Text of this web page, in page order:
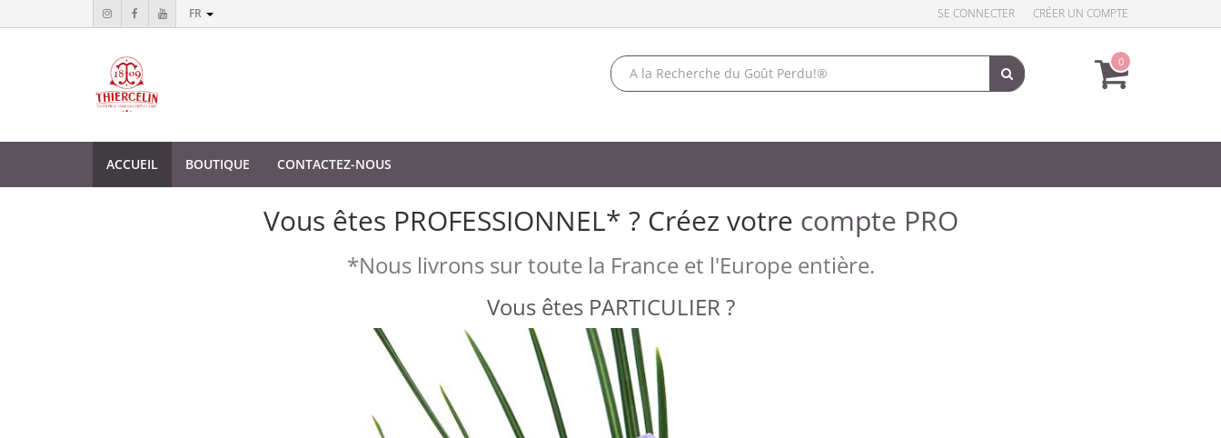
FR SE CONNECTER CRÉER UN COMPTE
0
ACCUEIL BOUTIQUE CONTACTEZ-NOUS
Vous êtes PROFESSIONNEL* ? Créez votre compte PRO
*Nous livrons sur toute la France et l'Europe entière.
Vous êtes PARTICULIER ?